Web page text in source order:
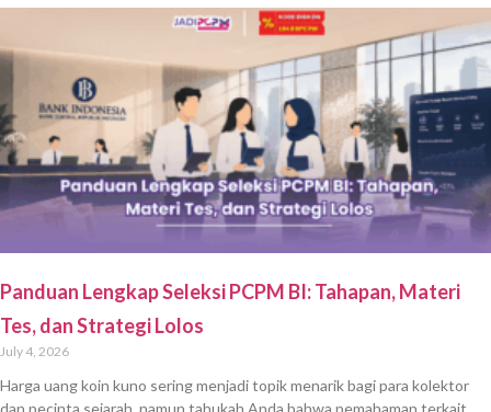
Panduan Lengkap Seleksi PCPM BI: Tahapan, Materi
Tes, dan Strategi Lolos
July 4, 2026
Harga uang koin kuno sering menjadi topik menarik bagi para kolektor